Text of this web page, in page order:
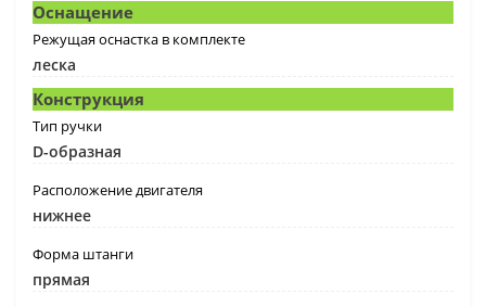
Оснащение
Режущая оснастка в комплекте
леска
Конструкция
Тип ручки
D-образная
Расположение двигателя
нижнее
Форма штанги
прямая